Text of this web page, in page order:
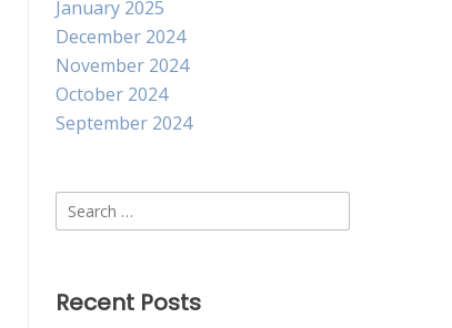
January 2025
December 2024
November 2024
October 2024
September 2024
Search
for:
Recent Posts